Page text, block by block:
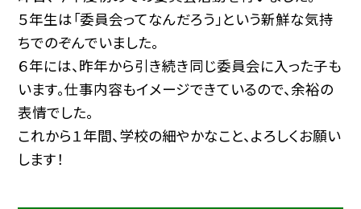
５年生は「委員会ってなんだろう」という新鮮な気持
ちでのぞんでいました。
６年には、昨年から引き続き同じ委員会に入った子も
います。仕事内容もイメージできているので、余裕の
表情でした。
これから１年間、学校の細やかなこと、よろしくお願い
します！